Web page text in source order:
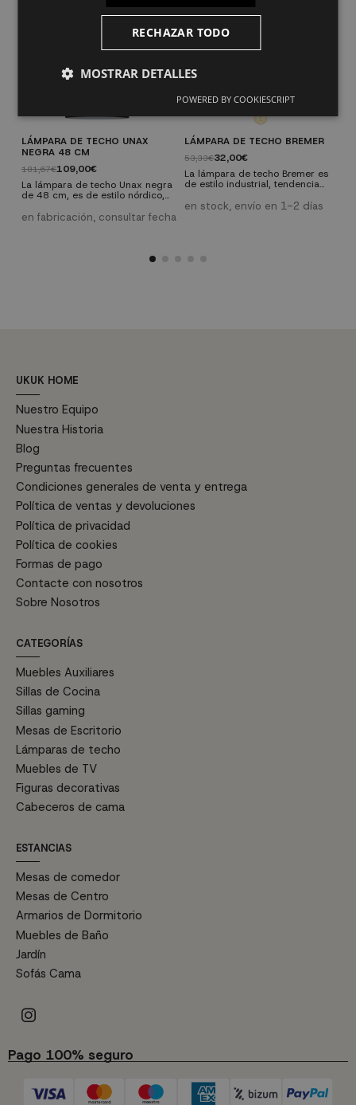
LÁMPARA DE TECHO UNAX
NEGRA 48 CM
181,67€109,00€
La lámpara de techo Unax negra
de 48 cm, es de estilo nórdico,
caracteriza por la sencillez y
simplicidad de sus líneas,
en fabricación, consultar fecha
LÁMPARA DE TECHO BREMER
53,33€32,00€
La lámpara de techo Bremer es
de estilo industrial, tendencia
tanto en espacios públicos como
privados, aparentemente fría
en stock, envío en 1-2 días
UKUK HOME
Nuestro Equipo
Nuestra Historia
Blog
Preguntas frecuentes
Condiciones generales de venta y entrega
Política de ventas y devoluciones
Política de privacidad
Política de cookies
Formas de pago
Contacte con nosotros
Sobre Nosotros
CATEGORÍAS
Muebles Auxiliares
Sillas de Cocina
Sillas gaming
Mesas de Escritorio
Lámparas de techo
Muebles de TV
Figuras decorativas
Cabeceros de cama
ESTANCIAS
Mesas de comedor
Mesas de Centro
Armarios de Dormitorio
Muebles de Baño
Jardín
Sofás Cama
Pago 100% seguro
RECHAZAR TODO
MOSTRAR DETALLES
POWERED BY COOKIESCRIPT